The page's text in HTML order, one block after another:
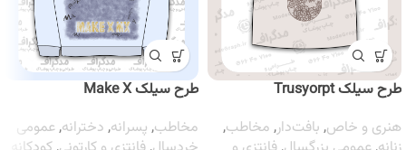
طرح سیلک Trusyorpt
هنری و خاص, بافت‌دار, مخاطب,
طرح سیلک Make X
مخاطب, پسرانه, دخترانه,عمومی